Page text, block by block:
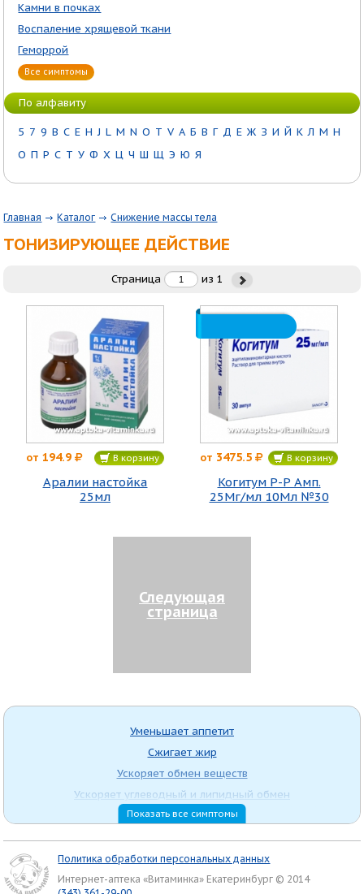
Камни в почках
Воспаление хрящевой ткани
Геморрой
Все симптомы
По алфавиту
5 7 9 B C E H J L M N O T V А Б В Г Д Е Ж З И Й К Л М Н
О П Р С Т У Ф Х Ц Ч Ш Щ Э Ю Я
Главная Каталог Снижение массы тела
ТОНИЗИРУЮЩЕЕ ДЕЙСТВИЕ
Страница из 1
от 194.9 В корзину
Аралии настойка
25мл
от 3475.5 В корзину
Когитум Р-Р Амп.
25Мг/мл 10Мл №30
Следующая
страница
Уменьшает аппетит
Сжигает жир
Ускоряет обмен веществ
Ускоряет углеводный и липидный обмен
Содержит L-карнитин
Улучшает самочувствие в период соблюдения диеты
Тонизирующее действие
Показать все симптомы
Политика обработки персональных данных
Интернет-аптека «Витаминка» Екатеринбург © 2014